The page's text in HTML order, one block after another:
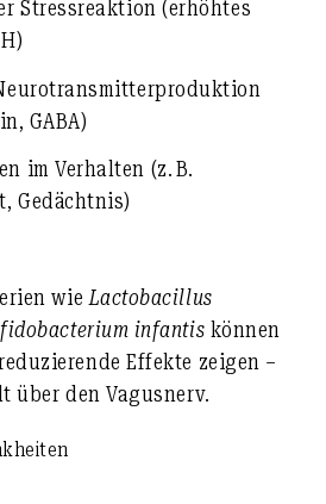
Stressreaktion (erhöhtes
GABA)
im Verhalten (z. B.
Gedächtnis)
wieLactobacillus
infantis können
Effekte zeigen –
über denVagusnerv.